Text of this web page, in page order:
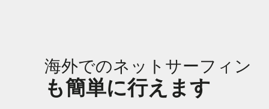
海外でのネットサーフィン
も簡単に行えます